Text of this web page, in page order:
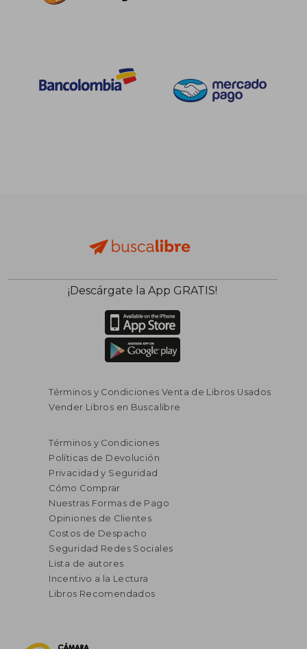
45%
dcto.
$ 190.331 45%
dcto.
¡Descárgate la App GRATIS!
Términos y Condiciones Venta de Libros Usados
Vender Libros en Buscalibre
Términos y Condiciones
Políticas de Devolución
Privacidad y Seguridad
Cómo Comprar
Nuestras Formas de Pago
Opiniones de Clientes
Costos de Despacho
Seguridad Redes Sociales
Lista de autores
Incentivo a la Lectura
Libros Recomendados